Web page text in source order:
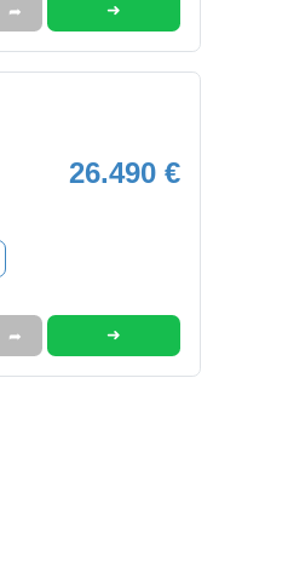
➦ ➜
26.490 €
➦ ➜